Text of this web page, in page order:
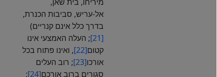
אל-עריש, סביבות הכנרת,
בדרך כלל אינם קנריים)
[21]
; העלה האמצעי אינו
קטום[22]
, ואינו פתוח בכל
אורכו[23]
; רוב העלים
סגורים ברוב אורכם[24]
;